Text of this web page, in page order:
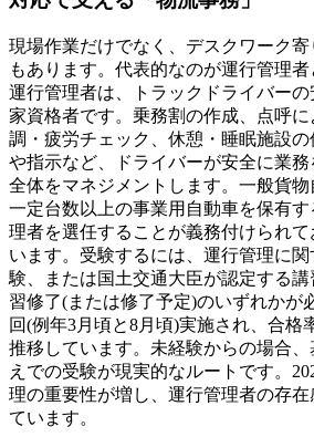
現場作業だけでなく、デスクワーク
もあります。代表的なのが運行管理者
運行管理者は、トラックドライバー
家資格者です。乗務割の作成、点呼
調・疲労チェック、休憩・睡眠施設の
や指示など、ドライバーが安全に業
全体をマネジメントします。一般貨物
一定台数以上の事業用自動車を保有
理者を選任することが義務付けられ
います。受験するには、運行管理に
験、または国土交通大臣が認定する
習修了(または修了予定)のいずれかが
回(例年3月頃と8月頃)実施され、合格
推移しています。未経験からの場合、
えでの受験が現実的なルートです。
理の重要性が増し、運行管理者の存
ています。